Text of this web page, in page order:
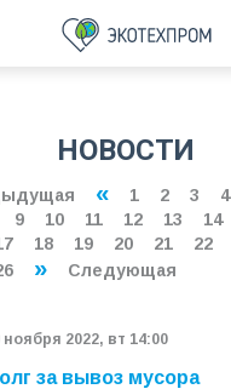
НОВОСТИ
« 1 2 3 4
9 10 11 12 13 14
18 19 20 21 22
» Следующая
ноября 2022, вт 14:00
за вывоз мусора